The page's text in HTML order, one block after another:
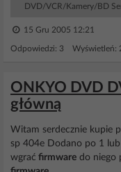
DVD/VCR/Kamery/BD
15 Gru 2005 12:21
Odpowiedzi: 3 Wyświetleń:
ONKYO DVD
główną
Witam serdecznie kupie
sp 404e Dodano po 1 lub
wgrać firmware do niego